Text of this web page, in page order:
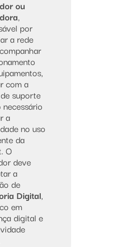
ou
,
por
a rede
com a
suporte
a
no uso
da
O
deve
a
de
Digital,
em
digital e